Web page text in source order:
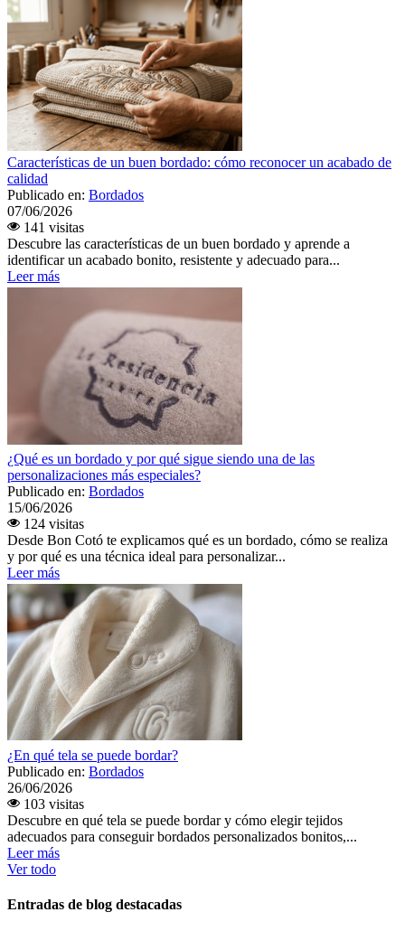
Características de un buen bordado: cómo reconocer un acabado de
calidad
Publicado en: Bordados
07/06/2026
141 visitas
Descubre las características de un buen bordado y aprende a
identificar un acabado bonito, resistente y adecuado para...
Leer más
¿Qué es un bordado y por qué sigue siendo una de las
personalizaciones más especiales?
Publicado en: Bordados
15/06/2026
124 visitas
Desde Bon Cotó te explicamos qué es un bordado, cómo se realiza
y por qué es una técnica ideal para personalizar...
Leer más
¿En qué tela se puede bordar?
Publicado en: Bordados
26/06/2026
103 visitas
Descubre en qué tela se puede bordar y cómo elegir tejidos
adecuados para conseguir bordados personalizados bonitos,...
Leer más
Ver todo
Entradas de blog destacadas